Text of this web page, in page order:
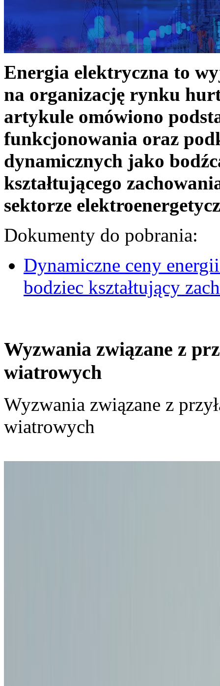
Energia elektryczna to
na organizację rynku
artykule omówiono
funkcjonowania oraz
dynamicznych jako
kształtującego
sektorze
Dokumenty do pobrania:
Dynamiczne ceny
bodziec kształtujący
Wyzwania związane z
wiatrowych
Wyzwania związane z
wiatrowych